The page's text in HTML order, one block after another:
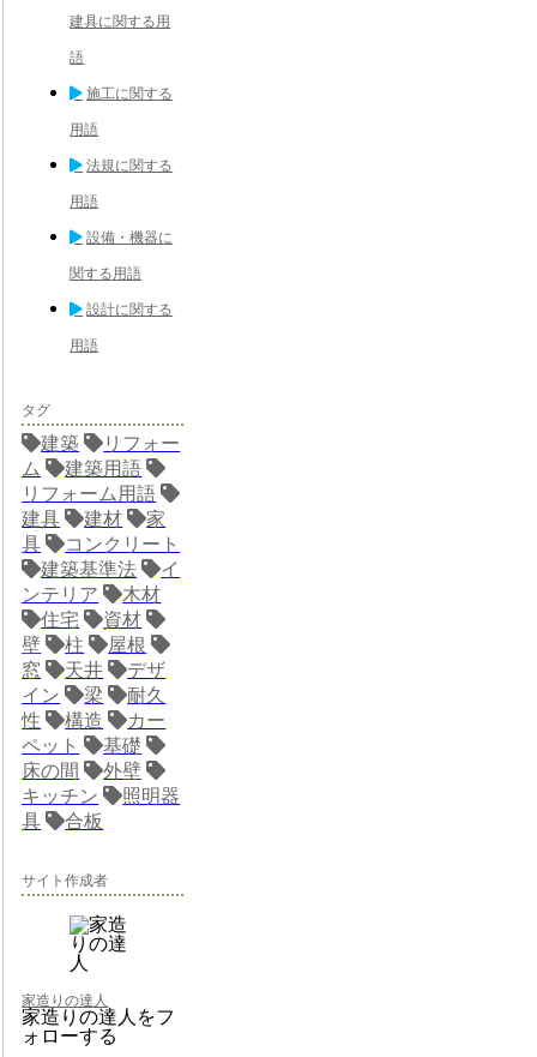
建具に関する用
語
施工に関する
用語
法規に関する
用語
設備・機器に
関する用語
設計に関する
用語
タグ
建築
リフォー
ム
建築用語
リフォーム用語
建具
建材
家
具
コンクリート
建築基準法
イ
ンテリア
木材
住宅
資材
壁
柱
屋根
窓
天井
デザ
イン
梁
耐久
性
構造
カー
ペット
基礎
床の間
外壁
キッチン
照明器
具
合板
サイト作成者
家造りの達人
家造りの達人をフ
ォローする